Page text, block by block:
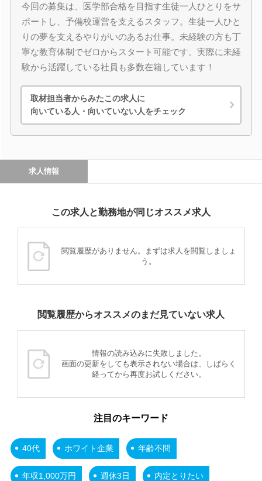
今回の募集は、医学部合格を目指す生徒一人ひとりをサ
ポートし、予備校運営を支えるスタッフ。生徒一人ひと
りの夢を支えるやりがいのあるお仕事。未経験の方も丁
寧な教育体制でゼロからスタート可能です。実際に未経
験から活躍している社員も多数在籍しています！
取材担当者からみたこの求人に
向いている人・向いていない人をチェック
求人情報
この求人と勤務地が同じオススメ求人
閲覧履歴がありません。まずは求人を閲覧しましょ
う。
閲覧履歴からオススメのまだ見ていない求人
情報の読み込みに失敗しました。
画面の更新をしても表示されない場合は、しばらく
経ってから再度お試しください。
注目のキーワード
40代 ホワイト企業 年齢不問
年収1,000万円 週休3日 内定とりたい